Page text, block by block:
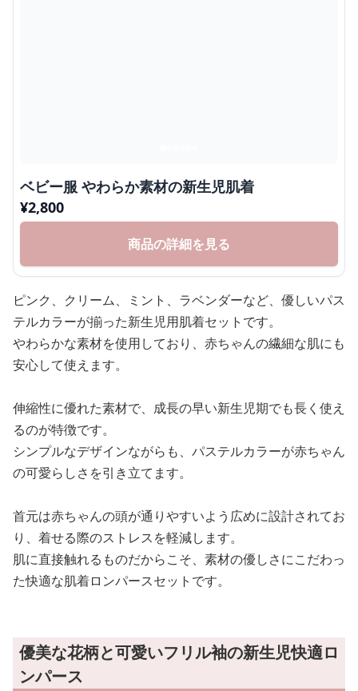
ベビー服 やわらか素材の新生児肌着
¥2,800
商品の詳細を見る
ピンク、クリーム、ミント、ラベンダーなど、優しいパス
テルカラーが揃った新生児用肌着セットです。
やわらかな素材を使用しており、赤ちゃんの繊細な肌にも
安心して使えます。
伸縮性に優れた素材で、成長の早い新生児期でも長く使え
るのが特徴です。
シンプルなデザインながらも、パステルカラーが赤ちゃん
の可愛らしさを引き立てます。
首元は赤ちゃんの頭が通りやすいよう広めに設計されてお
り、着せる際のストレスを軽減します。
肌に直接触れるものだからこそ、素材の優しさにこだわっ
た快適な肌着ロンパースセットです。
優美な花柄と可愛いフリル袖の新生児快適ロ
ンパース